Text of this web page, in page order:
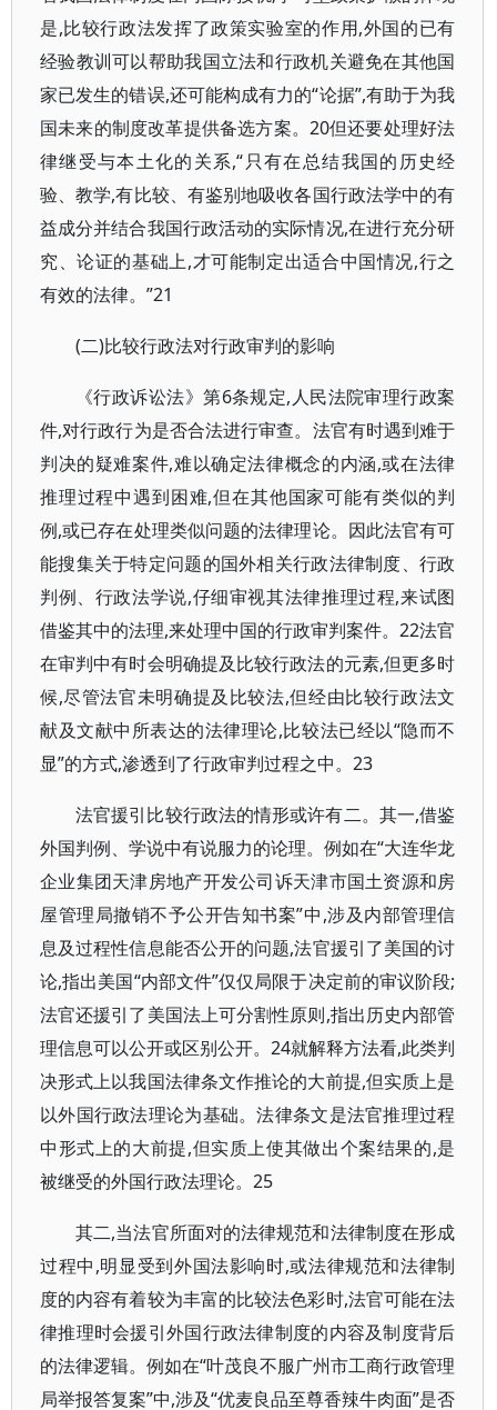
是,比较行政法发挥了政策实验室的作用,外国的已有
经验教训可以帮助我国立法和行政机关避免在其他国
家已发生的错误,还可能构成有力的“论据”,有助于为我
国未来的制度改革提供备选方案。20但还要处理好法
律继受与本土化的关系,“只有在总结我国的历史经
验、教学,有比较、有鉴别地吸收各国行政法学中的有
益成分并结合我国行政活动的实际情况,在进行充分研
究、论证的基础上,才可能制定出适合中国情况,行之
有效的法律。”21
(二)比较行政法对行政审判的影响
《行政诉讼法》第6条规定,人民法院审理行政案
件,对行政行为是否合法进行审查。法官有时遇到难于
判决的疑难案件,难以确定法律概念的内涵,或在法律
推理过程中遇到困难,但在其他国家可能有类似的判
例,或已存在处理类似问题的法律理论。因此法官有可
能搜集关于特定问题的国外相关行政法律制度、行政
判例、行政法学说,仔细审视其法律推理过程,来试图
借鉴其中的法理,来处理中国的行政审判案件。22法官
在审判中有时会明确提及比较行政法的元素,但更多时
候,尽管法官未明确提及比较法,但经由比较行政法文
献及文献中所表达的法律理论,比较法已经以“隐而不
显”的方式,渗透到了行政审判过程之中。23
法官援引比较行政法的情形或许有二。其一,借鉴
外国判例、学说中有说服力的论理。例如在“大连华龙
企业集团天津房地产开发公司诉天津市国土资源和房
屋管理局撤销不予公开告知书案”中,涉及内部管理信
息及过程性信息能否公开的问题,法官援引了美国的讨
论,指出美国“内部文件”仅仅局限于决定前的审议阶段;
法官还援引了美国法上可分割性原则,指出历史内部管
理信息可以公开或区别公开。24就解释方法看,此类判
决形式上以我国法律条文作推论的大前提,但实质上是
以外国行政法理论为基础。法律条文是法官推理过程
中形式上的大前提,但实质上使其做出个案结果的,是
被继受的外国行政法理论。25
其二,当法官所面对的法律规范和法律制度在形成
过程中,明显受到外国法影响时,或法律规范和法律制
度的内容有着较为丰富的比较法色彩时,法官可能在法
律推理时会援引外国行政法律制度的内容及制度背后
的法律逻辑。例如在“叶茂良不服广州市工商行政管理
局举报答复案”中,涉及“优麦良品至尊香辣牛肉面”是否